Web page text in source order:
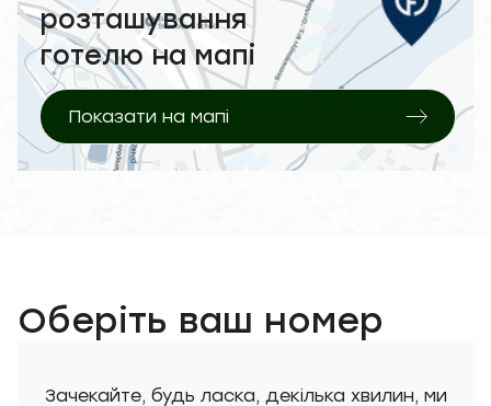
розташування
готелю на мапі
Показати на мапі
Оберіть ваш номер
Зачекайте, будь ласка, декілька хвилин, ми